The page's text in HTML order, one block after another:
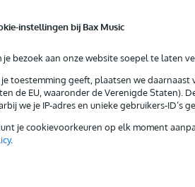
instellingen bij Bax Music
je bezoek aan onze website soepel te laten
je toestemming geeft, plaatsen we daarnaast
de EU, waaronder de Verenigde Staten).
we je IP-adres en unieke gebruikers-
je cookievoorkeuren op elk moment
.
best
graag te
Yassin